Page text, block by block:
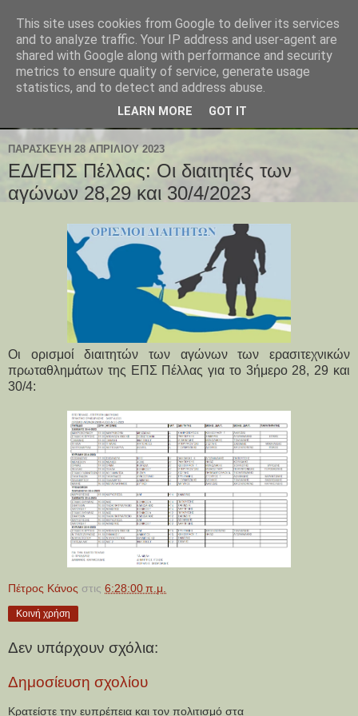
ΠΑΡΑΣΚΕΥΉ 28 ΑΠΡΙΛΊΟΥ 2023
ΕΔ/ΕΠΣ Πέλλας: Οι διαιτητές των
αγώνων 28,29 και 30/4/2023
Οι ορισμοί διαιτητών των αγώνων των ερασιτεχνικών
πρωταθλημάτων της ΕΠΣ Πέλλας για το 3ήμερο 28, 29 και
30/4:
Πέτρος Κάνος στις 6:28:00 π.μ.
Κοινή χρήση
Δεν υπάρχουν σχόλια:
Δημοσίευση σχολίου
Κρατείστε την ευπρέπεια και τον πολιτισμό στα
This site uses cookies from Google to deliver its services
and to analyze traffic. Your IP address and user-agent are
shared with Google along with performance and security
metrics to ensure quality of service, generate usage
statistics, and to detect and address abuse.
LEARN MORE GOT IT